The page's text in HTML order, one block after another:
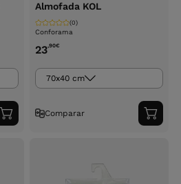
Adicionar
ao
Almofada KOL
Conforama
(0)
23,90€
70x40 cm
Comparar
ao